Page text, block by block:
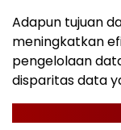
Adapun tujuan
meningkatkan
pengelolaan
disparitas data